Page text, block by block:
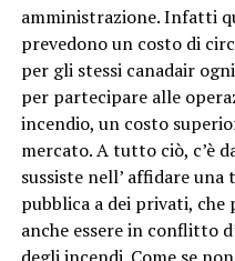
amministrazione. Infatti
prevedono un costo di
per gli stessi canadair
per partecipare alle
incendio, un costo
mercato. A tutto ciò, c’è
sussiste nell’ affidare
pubblica a dei privati,
anche essere in conflitto